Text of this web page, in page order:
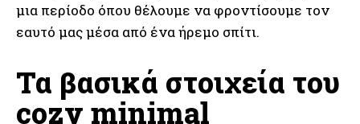
μια περίοδο όπου θέλουμε να φροντίσουμε τον
εαυτό μας μέσα από ένα ήρεμο σπίτι.
Τα βασικά στοιχεία του
cozy minimal